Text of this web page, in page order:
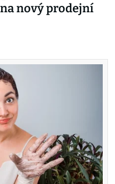
nový prodejní